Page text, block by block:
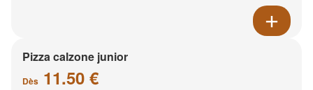
Pizza calzone junior
Dès 11.50 €